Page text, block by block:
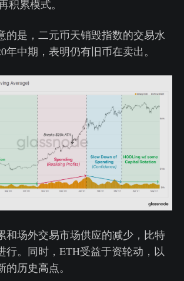
积累模式。
的是，二元币天销毁指数的交易水
年中期，表明仍有旧币在卖出。
和场外交易市场供应的减少，比特
行。同时，ETH受益于资轮动，以
历史高点。